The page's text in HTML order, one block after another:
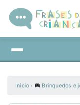
Início › Brinquedos e